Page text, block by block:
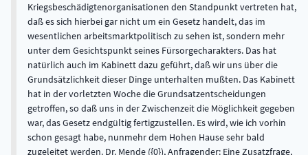
Kriegsbeschädigtenorganisationen den Standpunkt vertreten hat,
daß es sich hierbei gar nicht um ein Gesetz handelt, das im
wesentlichen arbeitsmarktpolitisch zu sehen ist, sondern mehr
unter dem Gesichtspunkt seines Fürsorgecharakters. Das hat
natürlich auch im Kabinett dazu geführt, daß wir uns über die
Grundsätzlichkeit dieser Dinge unterhalten mußten. Das Kabinett
hat in der vorletzten Woche die Grundsatzentscheidungen
getroffen, so daß uns in der Zwischenzeit die Möglichkeit gegeben
war, das Gesetz endgültig fertigzustellen. Es wird, wie ich vorhin
schon gesagt habe, nunmehr dem Hohen Hause sehr bald
zugeleitet werden. Dr. Mende ({0}), Anfragender: Eine Zusatzfrage,